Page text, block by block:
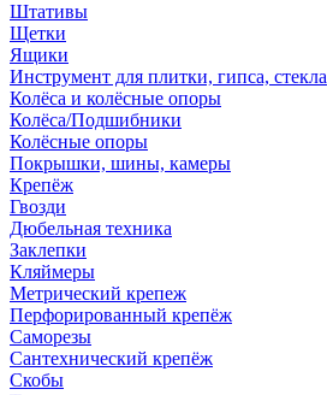
Штативы
Щетки
Ящики
Инструмент для плитки, гипса, стекла
Колёса и колёсные опоры
Колёса/Подшибники
Колёсные опоры
Покрышки, шины, камеры
Крепёж
Гвозди
Дюбельная техника
Заклепки
Кляймеры
Метрический крепеж
Перфорированный крепёж
Саморезы
Сантехнический крепёж
Скобы